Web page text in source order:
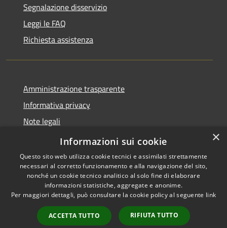
Segnalazione disservizio
Leggi le FAQ
Richiesta assistenza
Amministrazione trasparente
Informativa privacy
Note legali
Dichiarazione di accessibilità
Accessibilità
Copyright © 2026 • Città di
Gonzaga • Powered by
Municipium•
Accesso
redazione
×
Informazioni sui cookie
Questo sito web utilizza cookie tecnici e assimilati strettamente
necessari al corretto funzionamento e alla navigazione del sito,
nonché un cookie tecnico analitico al solo fine di elaborare
informazioni statistiche, aggregate e anonime.
Per maggiori dettagli, può consultare la cookie policy al seguente link
ACCETTA TUTTO RIFIUTA TUTTO